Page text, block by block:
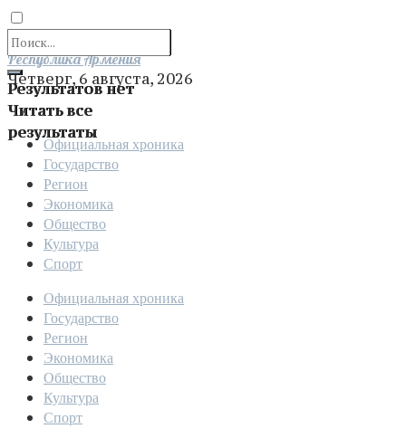
Результатов нет
Читать все
результаты
Отправить
Республика Армения
Четверг, 6 августа, 2026
Официальная хроника
Государство
Регион
Экономика
Общество
Культура
Спорт
Официальная хроника
Государство
Регион
Экономика
Общество
Культура
Спорт